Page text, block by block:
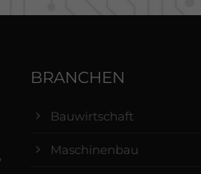
BRANCHEN
Bauwirtschaft
Maschinenbau